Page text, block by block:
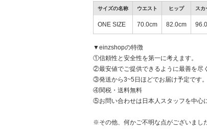
サイズの名称 ウエスト ヒップ スカ
ONE SIZE 70.0cm 82.0cm
▼einzshopの特徴
①信頼性と安全性を第一に考えます。
②最安値でご提供できるように最善を尽
③発送から3~5日ほどでお届け予定です。
④関税・送料無料
⑤お問い合わせは日本人スタッフを中心
※その他、何かご不明な点がございまし